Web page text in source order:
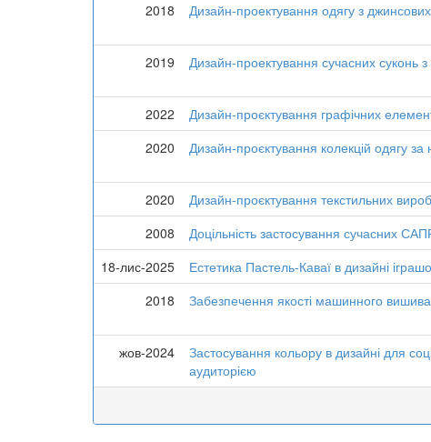
2018
Дизайн-проектування одягу з
2019
Дизайн-проектування сучасних суконь
2022
Дизайн-проєктування графічних
2020
Дизайн-проєктування колекцій одягу
2020
Дизайн-проєктування текстильних
2008
Доцільність застосування сучасних
18-лис-2025
Естетика Пастель-Каваї в дизайні
2018
Забезпечення якості машинного
жов-2024
Застосування кольору в дизайні для
аудиторією